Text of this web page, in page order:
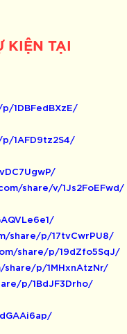
KIỆN TẠI
1DBFedBXzE/
1AFD9tz2S4/
share/v/1Js2FoEFwd/
share/p/17tvCwrPU8/
share/p/19dZfo5SqJ/
p/1MHxnAtzNr/
p/1BdJF3Drho/